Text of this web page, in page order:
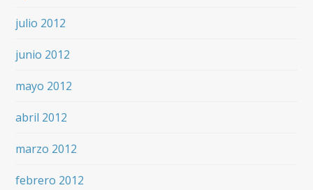
julio 2012
junio 2012
mayo 2012
abril 2012
marzo 2012
febrero 2012